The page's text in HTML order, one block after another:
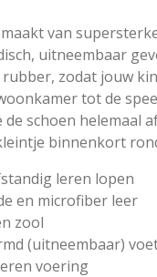
van
uitneembaar
rubber, zodat jouw
tot de
schoen helemaal
binnenkort
leren lopen
en microfiber leer
zool
(uitneembaar)
voering